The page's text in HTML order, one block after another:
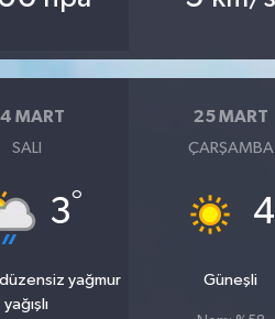
MART
SALI
3°
yağmur
yağışlı
25 MART
ÇARŞAMBA
4
Güneşli